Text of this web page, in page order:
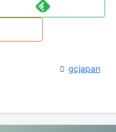
gcjapan